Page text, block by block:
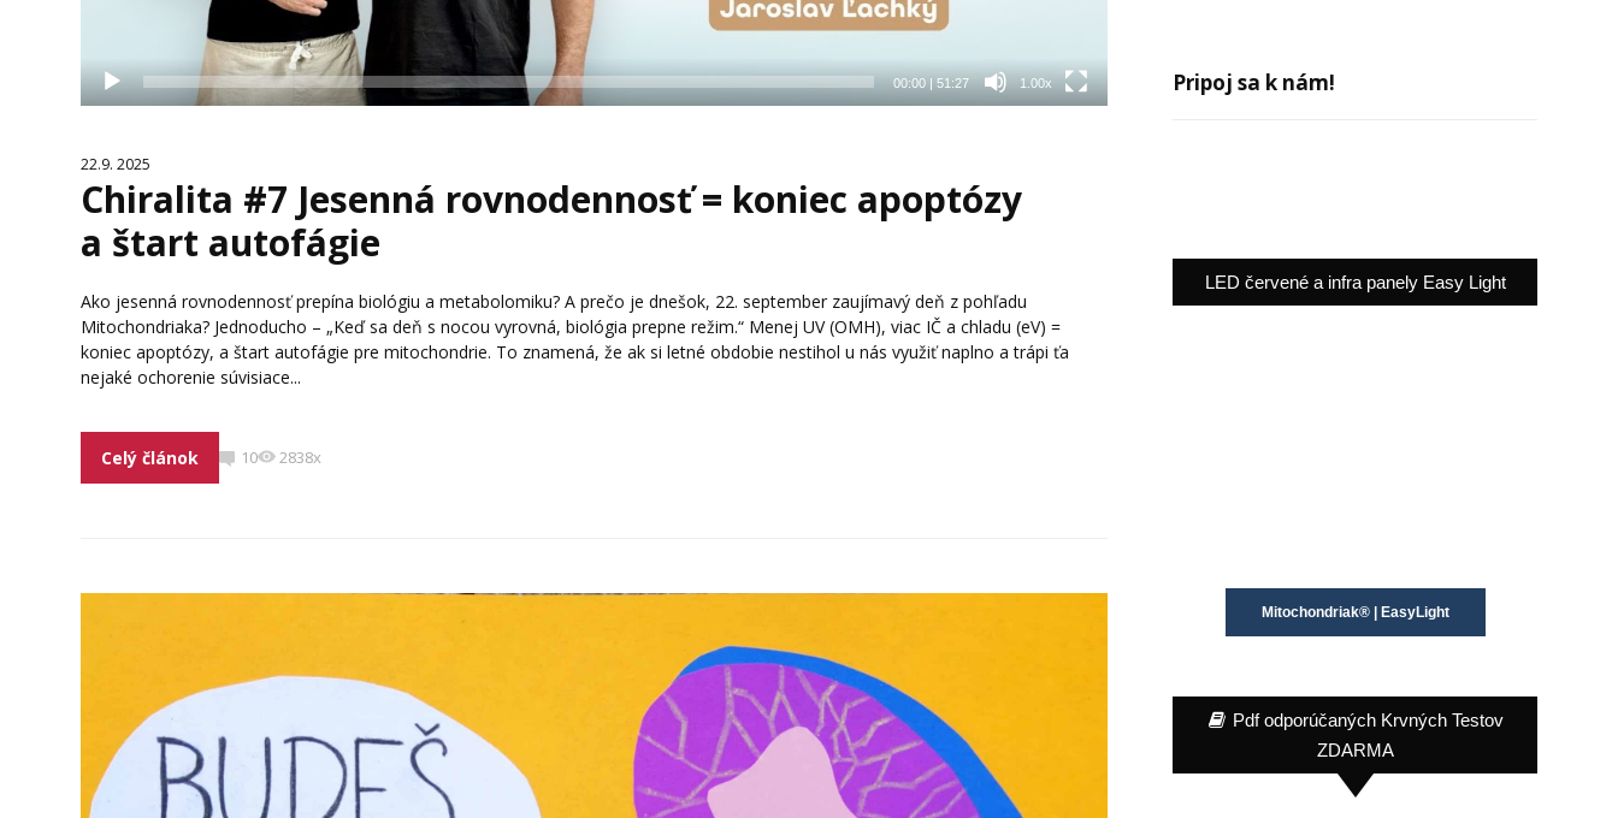
00:00| 51:27 1.00x
22.9. 2025
Chiralita #7 Jesenná rovnodennosť = koniec apoptózy
a štart autofágie
Ako jesenná rovnodennosť prepína biológiu a metabolomiku? A prečo je dnešok, 22. september zaujímavý deň z pohľadu
Mitochondriaka? Jednoducho – „Keď sa deň s nocou vyrovná, biológia prepne režim.“ Menej UV (OMH), viac IČ a chladu (eV) =
koniec apoptózy, a štart autofágie pre mitochondrie. To znamená, že ak si letné obdobie nestihol u nás využiť naplno a trápi ťa
nejaké ochorenie súvisiace...
Celý článok 10 2838x
Pripoj sa k nám!
LED červené a infra panely Easy Light
Mitochondriak® | EasyLight
Pdf odporúčaných Krvných Testov
ZDARMA